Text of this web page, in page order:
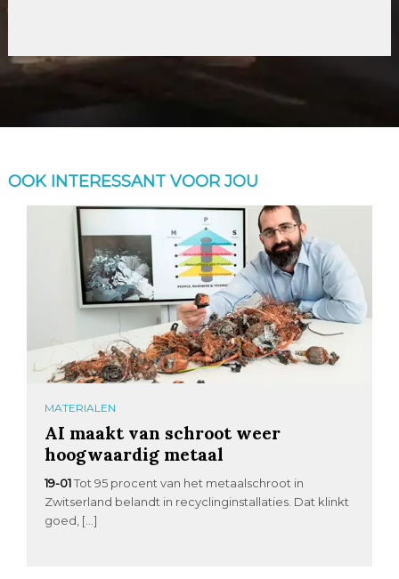
OOK INTERESSANT VOOR JOU
MATERIALEN
AI maakt van schroot weer
hoogwaardig metaal
19-01 Tot 95 procent van het metaalschroot in
Zwitserland belandt in recyclinginstallaties. Dat klinkt
goed, […]